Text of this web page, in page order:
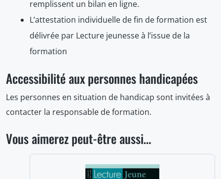
remplissent un bilan en ligne.
L’attestation individuelle de fin de formation est
délivrée par Lecture jeunesse à l’issue de la
formation
Accessibilité aux personnes handicapées
Les personnes en situation de handicap sont invitées à
contacter la responsable de formation.
Vous aimerez peut-être aussi…